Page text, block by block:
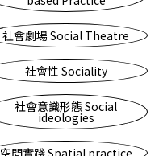
社會劇場 Social Theatre
社會性 Sociality
社會意識形態 Social
ideologies
空間實踐 Spatial practice